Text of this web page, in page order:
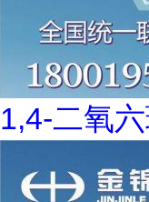
1,4-二氧